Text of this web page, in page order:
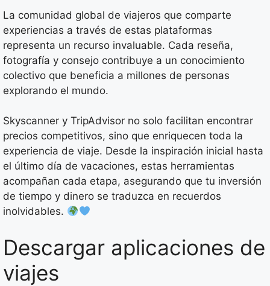
La comunidad global de viajeros que comparte
experiencias a través de estas plataformas
representa un recurso invaluable. Cada reseña,
fotografía y consejo contribuye a un conocimiento
colectivo que beneficia a millones de personas
explorando el mundo.
Skyscanner y TripAdvisor no solo facilitan encontrar
precios competitivos, sino que enriquecen toda la
experiencia de viaje. Desde la inspiración inicial hasta
el último día de vacaciones, estas herramientas
acompañan cada etapa, asegurando que tu inversión
de tiempo y dinero se traduzca en recuerdos
inolvidables.
Descargar aplicaciones de
viajes